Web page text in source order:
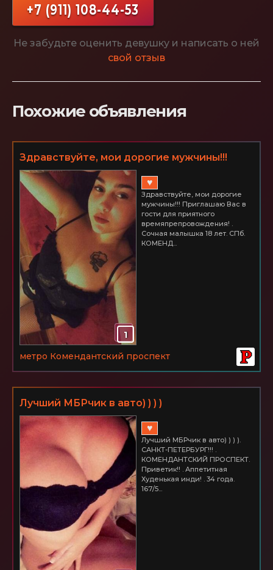
+7 (911) 108-44-53
Не забудьте оценить девушку и написать о ней
свой отзыв
Похожие объявления
Здравствуйте, мои дорогие мужчины!!!
Приглашаю Вас в гости для приятного
времяпрепровождения!
1
♥
Здравствуйте, мои дорогие
мужчины!!! Приглашаю Вас в
гости для приятного
времяпрепровождения! .
Сочная малышка 18 лет. СПб.
КОМЕНД...
метро Комендантский проспект
Лучший МБРчик в авто) ) ) )
♥
Лучший МБРчик в авто) ) ) ).
САНКТ-ПЕТЕРБУРГ!!! .
КОМЕНДАНТСКИЙ ПРОСПЕКТ.
Приветик!! . Аппетитная
Худенькая инди! . 34 года.
167/5...